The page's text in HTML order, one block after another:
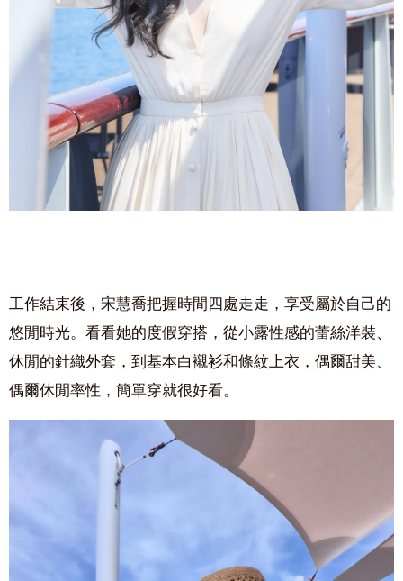
工作結束後，宋慧喬把握時間四處走走， 享受屬於自己的
悠閒時光。看看她的度假穿搭，從小露性感的蕾絲洋裝、
休閒的針織外套，到基本白襯衫和條紋上衣，偶爾甜美、
偶爾休閒率性，簡單穿就很好看。